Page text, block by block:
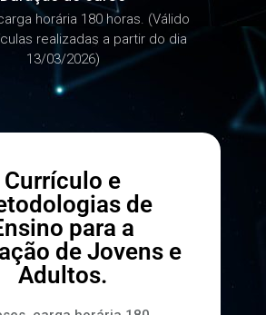
Duração do curso
horária 180 horas. (Válido
realizadas a partir do dia
13/03/2026)
Currículo e
de
para a
de Jovens e